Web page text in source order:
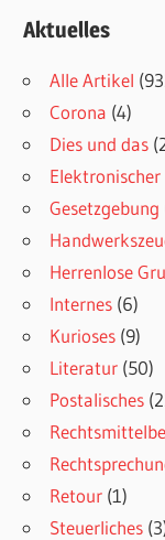
Aktuelles
Alle Artikel
Corona (4)
Dies und das
Gesetzgebung
Herrenlose
Internes (6)
Kurioses (9)
Literatur (50)
Postalisches
Retour (1)
Steuerliches